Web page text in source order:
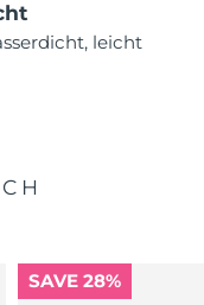
leicht
SAVE 28%